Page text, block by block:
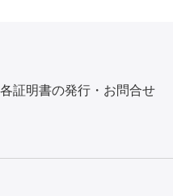
各証明書の発行・お問合せ